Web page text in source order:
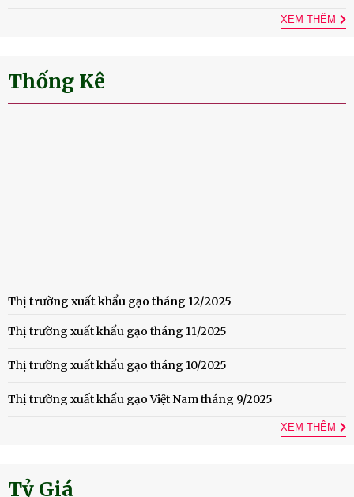
XEM THÊM
Thống Kê
Thị trường xuất khẩu gạo tháng 12/2025
Thị trường xuất khẩu gạo tháng 11/2025
Thị trường xuất khẩu gạo tháng 10/2025
Thị trường xuất khẩu gạo Việt Nam tháng 9/2025
XEM THÊM
Tỷ Giá